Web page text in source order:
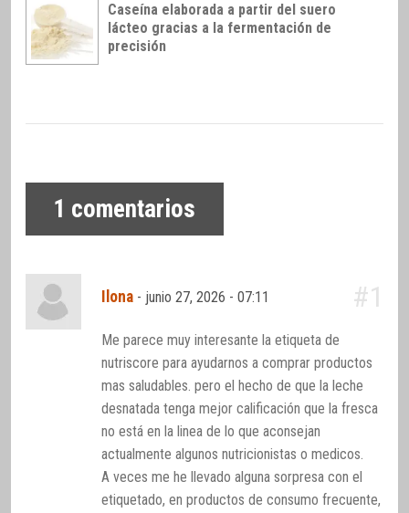
Caseína elaborada a partir del suero
lácteo gracias a la fermentación de
precisión
1 comentarios
Ilona - junio 27, 2026 - 07:11 #1
Me parece muy interesante la etiqueta de
nutriscore para ayudarnos a comprar productos
mas saludables. pero el hecho de que la leche
desnatada tenga mejor calificación que la fresca
no está en la linea de lo que aconsejan
actualmente algunos nutricionistas o medicos.
A veces me he llevado alguna sorpresa con el
etiquetado, en productos de consumo frecuente,